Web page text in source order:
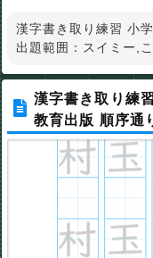
漢字書き取り練習 小
出題範囲：スイミー,
漢字書き取り練
教育出版 順序通